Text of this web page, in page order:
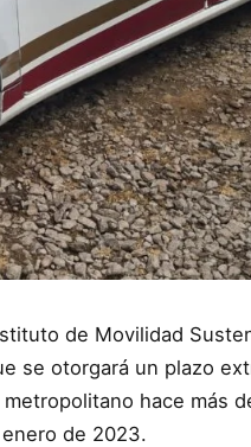
de Movilidad
se otorgará un plazo
hace más
de 2023.